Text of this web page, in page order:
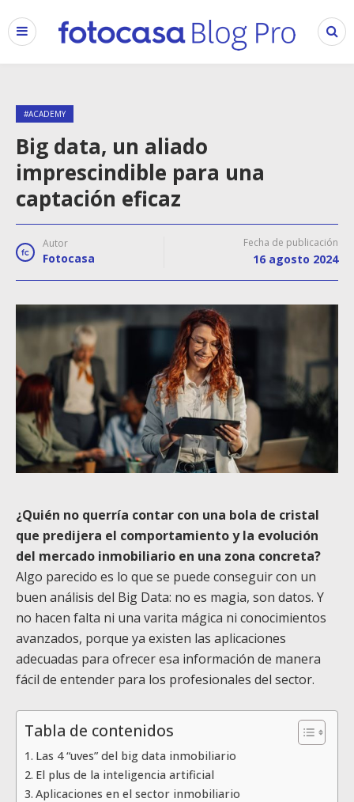
#ACADEMY
Big data, un aliado
imprescindible para una
captación eficaz
Autor
Fotocasa
Fecha de publicación
16 agosto 2024
¿Quién no querría contar con una bola de cristal
que predijera el comportamiento y la evolución
del mercado inmobiliario en una zona concreta?
Algo parecido es lo que se puede conseguir con un
buen análisis del Big Data: no es magia, son datos. Y
no hacen falta ni una varita mágica ni conocimientos
avanzados, porque ya existen las aplicaciones
adecuadas para ofrecer esa información de manera
fácil de entender para los profesionales del sector.
Tabla de contenidos
Las 4 “uves” del big data inmobiliario
El plus de la inteligencia artificial
Aplicaciones en el sector inmobiliario